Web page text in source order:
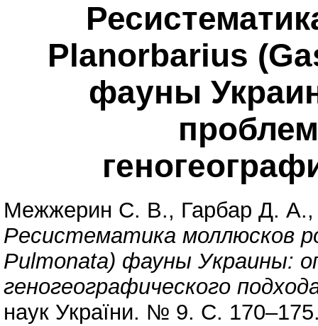
Planorbarius
фауны
Межжерин С. В., Гарбар Д. А.
Ресистематика моллюсков
Pulmonata) фауны Украины:
геногеографического
наук України. № 9. С.